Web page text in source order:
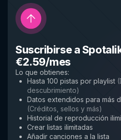
Suscribirse a
€2.59/mes
Lo que obtienes:
Hasta 100 pistas por playlist (
descubrimiento)
Datos extendidos para más
(Créditos, sellos y más)
Historial de reproducción
Crear listas ilimitadas
Añadir canciones a la lista